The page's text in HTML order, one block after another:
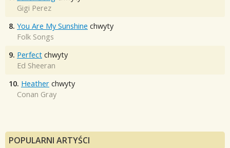
Gigi Perez
8. You Are My Sunshine chwyty
Folk Songs
9. Perfect chwyty
Ed Sheeran
10. Heather chwyty
Conan Gray
POPULARNI ARTYŚCI